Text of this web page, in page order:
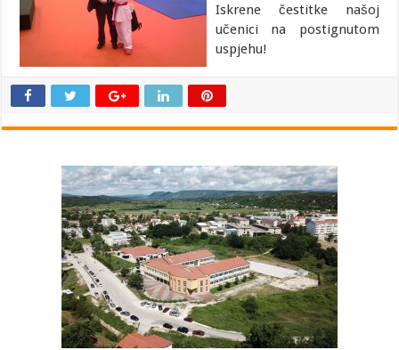
Iskrene čestitke našoj
učenici na postignutom
uspjehu!